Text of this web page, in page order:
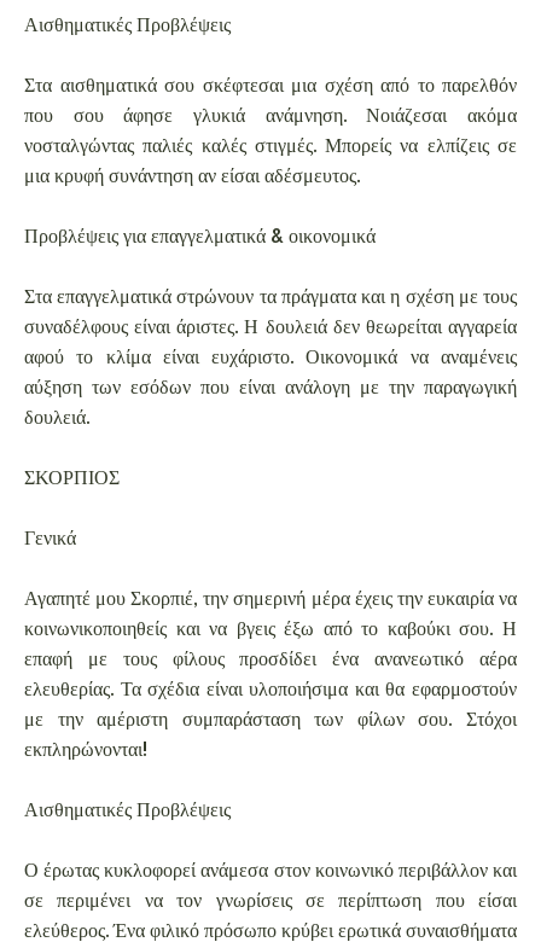
Αισθηματικές Προβλέψεις
Στα αισθηματικά σου σκέφτεσαι μια σχέση από το παρελθόν
που σου άφησε γλυκιά ανάμνηση. Νοιάζεσαι ακόμα
νοσταλγώντας παλιές καλές στιγμές. Μπορείς να ελπίζεις σε
μια κρυφή συνάντηση αν είσαι αδέσμευτος.
Προβλέψεις για επαγγελματικά & οικονομικά
Στα επαγγελματικά στρώνουν τα πράγματα και η σχέση με τους
συναδέλφους είναι άριστες. Η δουλειά δεν θεωρείται αγγαρεία
αφού το κλίμα είναι ευχάριστο. Οικονομικά να αναμένεις
αύξηση των εσόδων που είναι ανάλογη με την παραγωγική
δουλειά.
ΣΚΟΡΠΙΟΣ
Γενικά
Αγαπητέ μου Σκορπιέ, την σημερινή μέρα έχεις την ευκαιρία να
κοινωνικοποιηθείς και να βγεις έξω από το καβούκι σου. Η
επαφή με τους φίλους προσδίδει ένα ανανεωτικό αέρα
ελευθερίας. Τα σχέδια είναι υλοποιήσιμα και θα εφαρμοστούν
με την αμέριστη συμπαράσταση των φίλων σου. Στόχοι
εκπληρώνονται!
Αισθηματικές Προβλέψεις
Ο έρωτας κυκλοφορεί ανάμεσα στον κοινωνικό περιβάλλον και
σε περιμένει να τον γνωρίσεις σε περίπτωση που είσαι
ελεύθερος. Ένα φιλικό πρόσωπο κρύβει ερωτικά συναισθήματα